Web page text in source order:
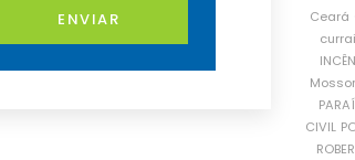
ENVIAR
Ceará
CIVIL